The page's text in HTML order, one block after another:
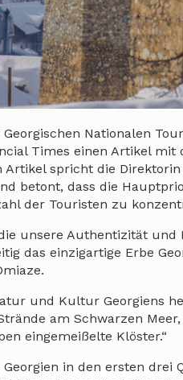
Nationalen
Times einen Artikel mit
spricht die
betont, dass die
der Touristen zu
die unsere Authentizität
das einzigartige Erbe
und Kultur Georgiens
am Schwarzen
eingemeißelte Klöster.“
in den ersten drei